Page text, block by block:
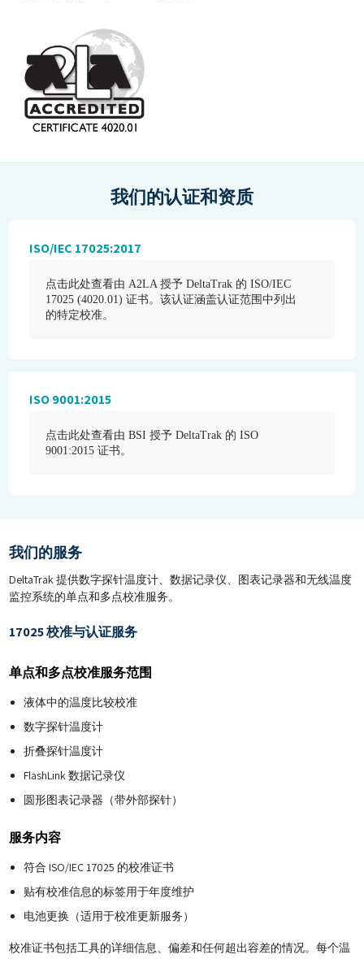
我们的认证和资质
ISO/IEC 17025:2017
点击此处查看由 A2LA 授予 DeltaTrak 的 ISO/IEC
17025 (4020.01) 证书。该认证涵盖认证范围中列出
的特定校准。
ISO 9001:2015
点击此处查看由 BSI 授予 DeltaTrak 的 ISO
9001:2015 证书。
我们的服务
DeltaTrak 提供数字探针温度计、数据记录仪、图表记录器和无线温度
监控系统的单点和多点校准服务。
17025 校准与认证服务
单点和多点校准服务范围
液体中的温度比较校准
数字探针温度计
折叠探针温度计
FlashLink 数据记录仪
圆形图表记录器（带外部探针）
服务内容
符合 ISO/IEC 17025 的校准证书
贴有校准信息的标签用于年度维护
电池更换（适用于校准更新服务）
校准证书包括工具的详细信息、偏差和任何超出容差的情况。每个温